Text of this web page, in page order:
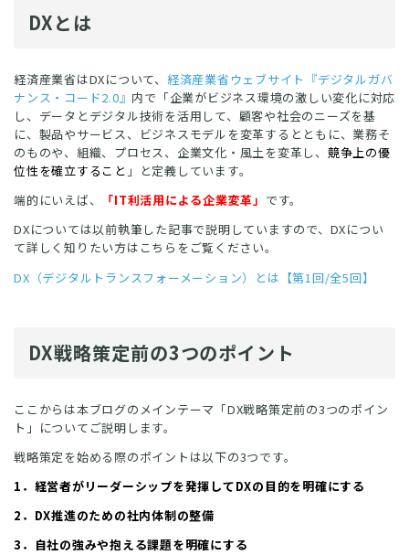
DXとは
経済産業省はDXについて、 経済産業省ウェブサイト『デジタルガバ
ナンス・コード2.0』 内で「企業がビジネス環境の激しい変化に対応
し、データとデジタル技術を活用して、顧客や社会のニーズを基
に、製品やサービス、ビジネスモデルを変革するとともに、業務そ
のものや、組織、プロセス、企業文化・風土を変革し、 競争上の優
位性を確立すること 」と定義しています。
端的にいえば、
「IT利活用による企業変革」 です。
DXについては以前執筆した記事で説明していますので、DXについ
て詳しく知りたい方はこちらをご覧ください。
DX（デジタルトランスフォーメーション）とは【第1回/全5回】
DX戦略策定前の3つのポイント
ここからは本ブログのメインテーマ「DX戦略策定前の3つのポイン
ト」についてご説明します。
戦略策定を始める際のポイントは以下の3つです。
1．経営者がリーダーシップを発揮してDXの目的を明確にする
2．DX推進のための社内体制の整備
3．自社の強みや抱える課題を明確にする